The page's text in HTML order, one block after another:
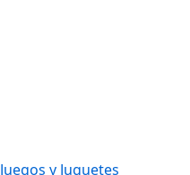
Juegos y Juguetes